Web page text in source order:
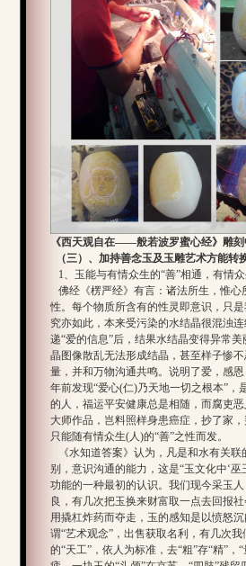
《西天观自在——般若波罗蜜心经》雕刻
（三）、加持善念玉及玉雕艺术方能转
1、玉能与有情众生的“善”相通，有情
佛经《楞严经》有言：诸法所生，惟
性。每个物质所含有的性灵即意识，只
究亦如此，本来受污染的水结晶很混浊
递“爱的信息”后，结果水结晶变得异常
晶图像散乱无法形成结晶，甚至样子惨
量，并和万物沟通共鸣。说明了爱，感
年前发现“爱心(仁)乃天地一切之根本”
的人，福运平安健康总是相随，而腐吏
大师作品，岂料照样身患癌症，抄了家
只能随有情众生(人)的“善”之性而发。
《水知道答案》认为，凡是和水有关
别，意识沟通的能力，这是“玉文化中‘
功能的一种最初的认识。我们现今采玉
良，有几次把玉换来财富取一点去回报
用撬杠炸药而夺走，玉的感知是以愤怒
谓“艺术观念”，出售获取名利，有几次
的“天工”，依人为标准，去“粗”存“精”